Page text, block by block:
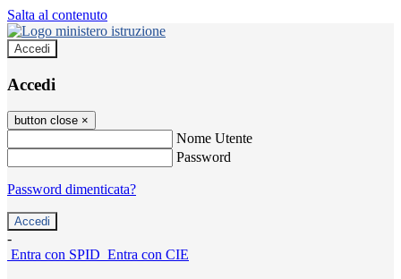
Salta al contenuto
Accedi
Accedi
button close ×
Nome Utente
Password
Password dimenticata?
-
Entra con SPID Entra con CIE